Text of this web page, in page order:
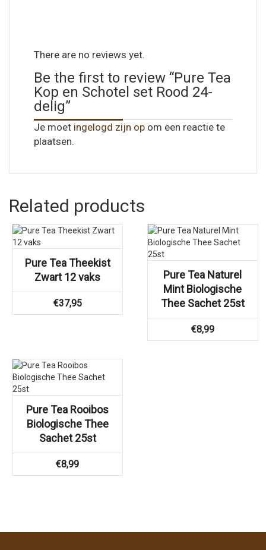
There are no reviews yet.
Be the first to review “Pure Tea
Kop en Schotel set Rood 24-
delig”
Je moet ingelogd zijn op om een reactie te
plaatsen.
Related products
Pure Tea Theekist
Zwart 12 vaks
€37,95
Pure Tea Naturel
Mint Biologische
Thee Sachet 25st
€8,99
Pure Tea Rooibos
Biologische Thee
Sachet 25st
€8,99